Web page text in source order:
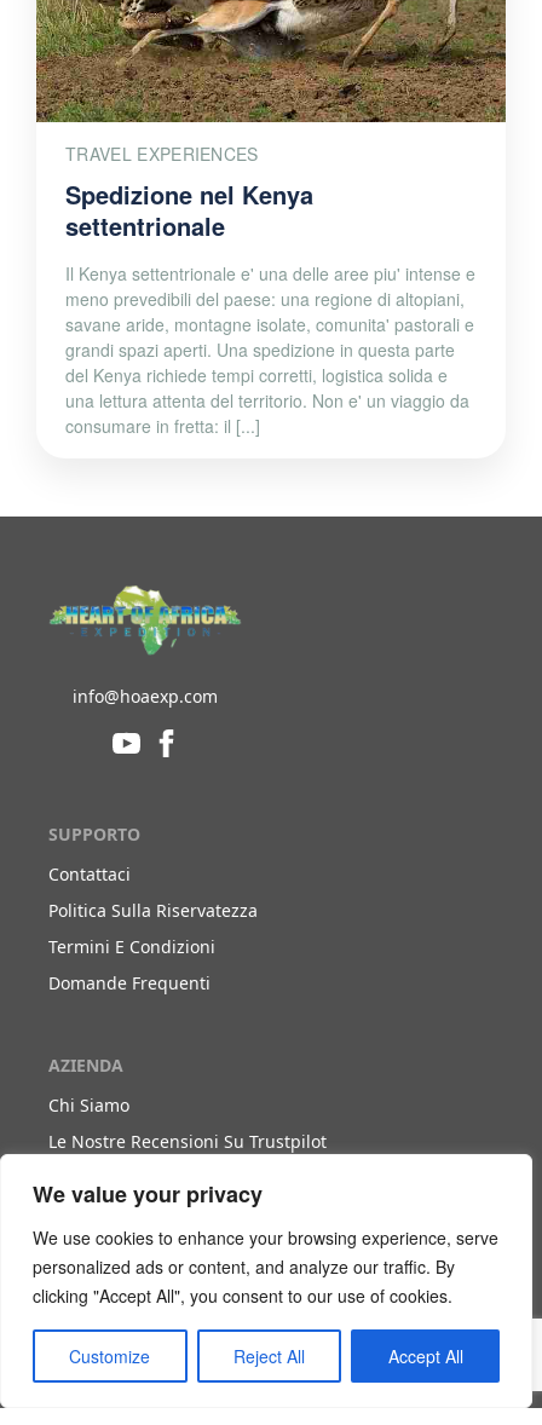
We value your privacy
We use cookies to enhance your browsing experience, serve
personalized ads or content, and analyze our traffic. By
clicking "Accept All", you consent to our use of cookies.
Customize Reject All Accept All
TRAVEL EXPERIENCES
Spedizione nel Kenya
settentrionale
Il Kenya settentrionale e' una delle aree piu' intense e
meno prevedibili del paese: una regione di altopiani,
savane aride, montagne isolate, comunita' pastorali e
grandi spazi aperti. Una spedizione in questa parte
del Kenya richiede tempi corretti, logistica solida e
una lettura attenta del territorio. Non e' un viaggio da
consumare in fretta: il [...]
info@hoaexp.com
SUPPORTO
Contattaci
Politica Sulla Riservatezza
Termini E Condizioni
Domande Frequenti
AZIENDA
Chi Siamo
Le Nostre Recensioni Su Trustpilot
LAVORA CON NOI
Diventa Nostro Partner
Diventa Nostro Agente